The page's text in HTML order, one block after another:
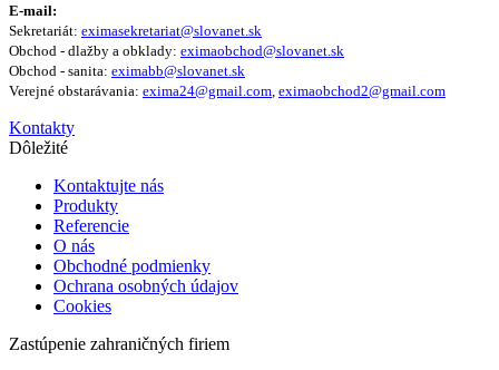
E-mail:
Sekretariát: eximasekretariat@slovanet.sk
Obchod - dlažby a obklady: eximaobchod@slovanet.sk
Obchod - sanita: eximabb@slovanet.sk
Verejné obstarávania: exima24@gmail.com eximaobchod2@gmail.com
Kontakty
Dôležité
Kontaktujte nás
Produkty
Referencie
O nás
Obchodné podmienky
Ochrana osobných údajov
Cookies
Zastúpenie zahraničných firiem